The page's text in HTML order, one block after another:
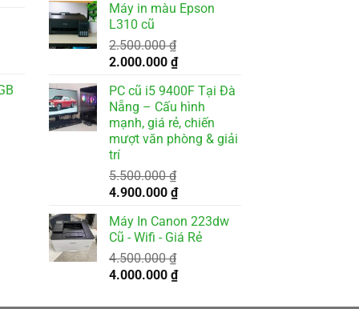
là:
2.000.000 ₫.
tại
Máy in màu Epson
L310 cũ
2.500.000₫
Giá
là:
2.500.000 ₫.
2.000.000 ₫Giá
tại
là:
2.000.000 ₫.
PC cũ i5 9400F Tại Đà
Nẵng – Cấu hình
mạnh, giá rẻ, chiến
mượt văn phòng & giải
trí
5.500.000₫
Giá
là:
5.500.000 ₫.
4.900.000 ₫Giá
tại
là:
Máy In Canon 223dw
Cũ - Wifi - Giá Rẻ
4.500.000₫
Giá
4.000.000 ₫Giá